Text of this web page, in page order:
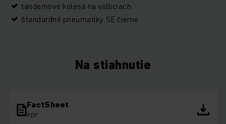
tandemové kolesá na vidliciach
štandardné pneumatiky SE čierne
Na stiahnutie
FactSheet
PDF